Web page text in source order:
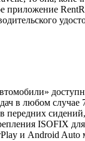
приложение
в любом случае
ISOFIX
и Android